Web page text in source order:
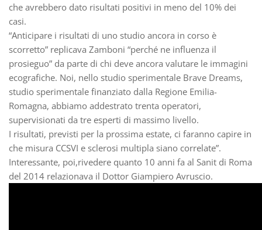
che avrebbero dato risultati positivi in meno del 10% dei
casi.
“Anticipare i risultati di uno studio ancora in corso è
scorretto” replicava Zamboni “perché ne influenza il
prosieguo” da parte di chi deve ancora valutare le immagini
ecografiche. Noi, nello studio sperimentale Brave Dreams,
studio sperimentale finanziato dalla Regione Emilia-
Romagna, abbiamo addestrato trenta operatori,
supervisionati da tre esperti di massimo livello.
I risultati, previsti per la prossima estate, ci faranno capire in
che misura CCSVI e sclerosi multipla siano correlate”.
Interessante, poi,rivedere quanto 10 anni fa al Sanit di Roma
del 2014 relazionava il Dottor Giampiero Avruscio.